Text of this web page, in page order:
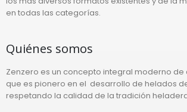
en todas las categorías.
Quiénes somos
Zenzero es un concepto integral moderno de
que es pionero en el desarrollo de helados
respetando la calidad de la tradición